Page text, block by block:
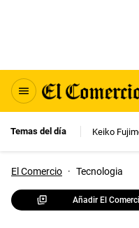
Temas del día Keiko
El Comercio · Tecnologia
Añadir El